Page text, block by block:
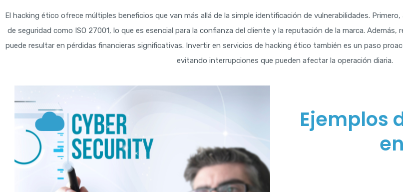
El hacking ético ofrece múltiples beneficios que van más allá de la simple identificación de vulnerabilidades.
de seguridad como ISO 27001, lo que es esencial para la confianza del cliente y la reputación de la marca.
puede resultar en pérdidas financieras significativas. Invertir en servicios de hacking ético también es un paso
evitando interrupciones que pueden afectar la operación diaria.
Ejemplos